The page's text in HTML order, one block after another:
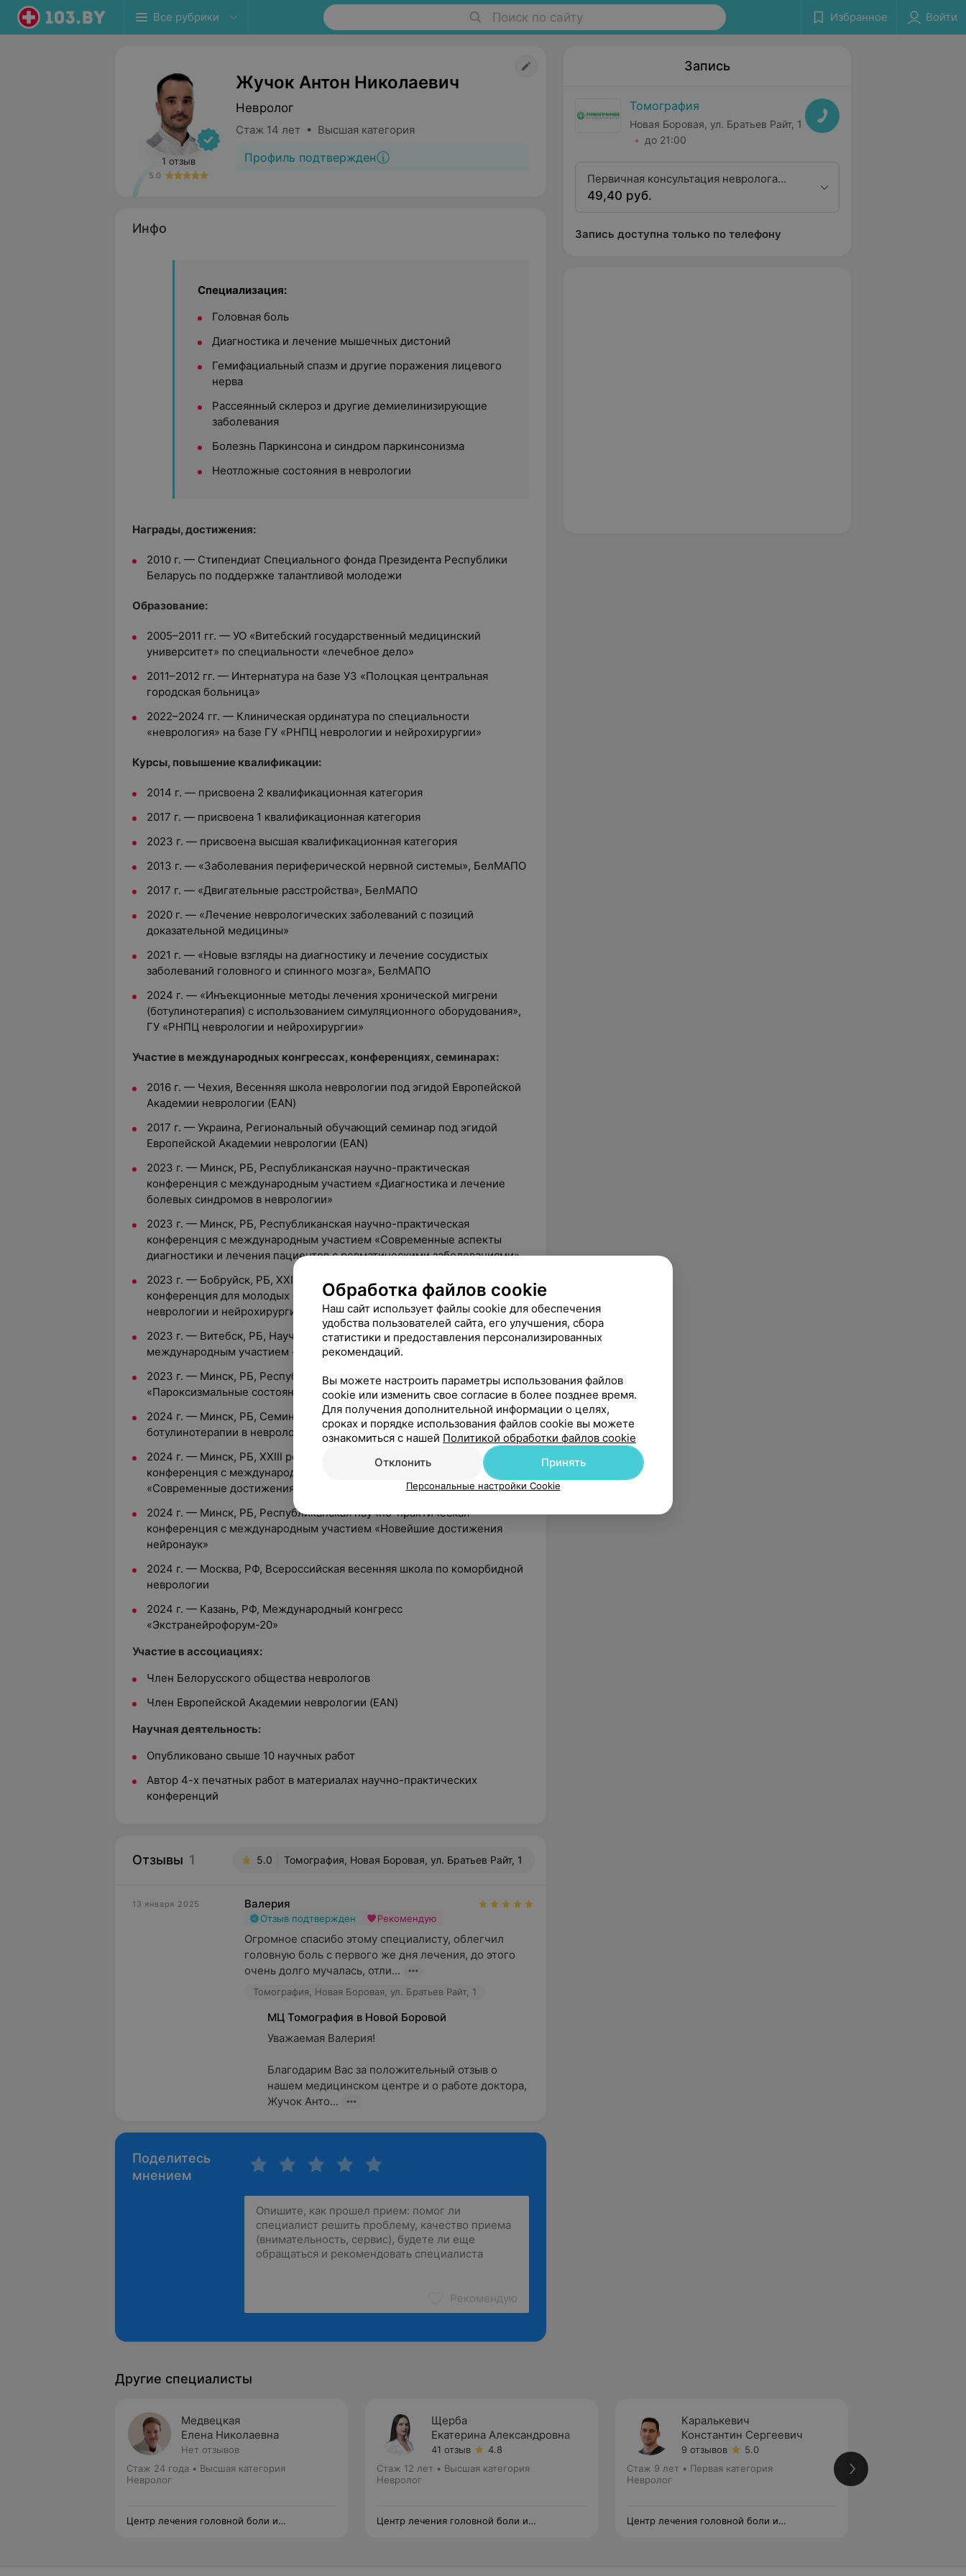
Все рубрики Поиск по сайту Избранное Войти
1 отзыв
5.0
Жучок Антон Николаевич
Невролог
Стаж 14 лет • Высшая категория
Профиль подтвержден
Инфо
Специализация:
Головная боль
Диагностика и лечение мышечных дистоний
Гемифациальный спазм и другие поражения лицевого
нерва
Рассеянный склероз и другие демиелинизирующие
заболевания
Болезнь Паркинсона и синдром паркинсонизма
Неотложные состояния в неврологии
Награды, достижения:
2010 г. — Стипендиат Специального фонда Президента Республики
Беларусь по поддержке талантливой молодежи
Образование:
2005–2011 гг. — УО «Витебский государственный медицинский
университет» по специальности «лечебное дело»
2011–2012 гг. — Интернатура на базе УЗ «Полоцкая центральная
городская больница»
2022–2024 гг. — Клиническая ординатура по специальности
«неврология» на базе ГУ «РНПЦ неврологии и нейрохирургии»
Курсы, повышение квалификации:
2014 г. — присвоена 2 квалификационная категория
2017 г. — присвоена 1 квалификационная категория
2023 г. — присвоена высшая квалификационная категория
2013 г. — «Заболевания периферической нервной системы», БелМАПО
2017 г. — «Двигательные расстройства», БелМАПО
2020 г. — «Лечение неврологических заболеваний с позиций
доказательной медицины»
2021 г. — «Новые взгляды на диагностику и лечение сосудистых
заболеваний головного и спинного мозга», БелМАПО
2024 г. — «Инъекционные методы лечения хронической мигрени
(ботулинотерапия) с использованием симуляционного оборудования»,
ГУ «РНПЦ неврологии и нейрохирургии»
Участие в международных конгрессах, конференциях, семинарах:
2016 г. — Чехия, Весенняя школа неврологии под эгидой Европейской
Академии неврологии (EAN)
2017 г. — Украина, Региональный обучающий семинар под эгидой
Европейской Академии неврологии (EAN)
2023 г. — Минск, РБ, Республиканская научно-практическая
конференция с международным участием «Диагностика и лечение
болевых синдромов в неврологии»
2023 г. — Минск, РБ, Республиканская научно-практическая
конференция с международным участием «Современные аспекты
диагностики и лечения пациентов с ревматическими заболеваниями»
2023 г. — Бобруйск, РБ, XXII республиканская научно-практическая
конференция для молодых специалистов «Современные достижения
неврологии и нейрохирургии»
2023 г. — Витебск, РБ, Научно-практическая конференция с
международным участием «Функциональная оториноларингология»
2023 г. — Минск, РБ, Республиканский научно-практический семинар
«Пароксизмальные состояния у взрослых и детей»
2024 г. — Минск, РБ, Семинар «Современные аспекты
ботулинотерапии в неврологии. Препарат Релатокс»
2024 г. — Минск, РБ, XXIII республиканская научно-практическая
конференция с международным участием молодых специалистов
«Современные достижения неврологии и нейрохирургии»
2024 г. — Минск, РБ, Республиканская научно-практическая
конференция с международным участием «Новейшие достижения
нейронаук»
2024 г. — Москва, РФ, Всероссийская весенняя школа по коморбидной
неврологии
2024 г. — Казань, РФ, Международный конгресс
«Экстранейрофорум-20»
Участие в ассоциациях:
Член Белорусского общества неврологов
Член Европейской Академии неврологии (EАN)
Научная деятельность:
Опубликовано свыше 10 научных работ
Автор 4-х печатных работ в материалах научно-практических
конференций
Отзывы 1 5.0 Томография, Новая Боровая, ул. Братьев Райт, 1
13 января 2025 Валерия
Отзыв подтвержден Рекомендую
Огромное спасибо этому специалисту, облегчил
головную боль с первого же дня лечения, до этого
очень долго мучалась, отли...
Томография, Новая Боровая, ул. Братьев Райт, 1
МЦ Томография в Новой Боровой
Уважаемая Валерия!
Благодарим Вас за положительный отзыв о
нашем медицинском центре и о работе доктора,
Жучок Анто...
Поделитесь
мнением
Рекомендую
Запись
Томография
Новая Боровая, ул. Братьев Райт, 1
до 21:00
Первичная консультация невролога
высшей категории
49,40 руб.
Запись доступна только по телефону
Другие специалисты
Медвецкая
Елена Николаевна
Нет отзывов
Стаж 24 года • Высшая категория
Невролог
Центр лечения головной боли и
Щерба
Екатерина Александровна
41 отзыв
4.8
Стаж 12 лет • Высшая категория
Невролог
Центр лечения головной боли и
Каралькевич
Константин Сергеевич
9 отзывов
5.0
Стаж 9 лет • Первая категория
Невролог
Центр лечения головной боли и
Обработка файлов cookie
Наш сайт использует файлы cookie для обеспечения
удобства пользователей сайта, его улучшения, сбора
статистики и предоставления персонализированных
рекомендаций.
Вы можете настроить параметры использования файлов
cookie или изменить свое согласие в более позднее время.
Для получения дополнительной информации о целях,
сроках и порядке использования файлов cookie вы можете
ознакомиться с нашей Политикой обработки файлов cookie
Отклонить
Принять
Персональные настройки Cookie